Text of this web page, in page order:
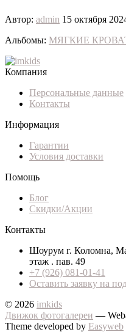
Автор: admin 15 октября
Альбомы: МЯГКИЕ
Компания
Персональные данные
Контакты
Информация
Гарантии
Условия доставки
Помощь
Блог
Скидки/Акции
Контакты
Шоурум г. Коломна,
этаж . пав. 49
+7 (926) 081-01-41
Оставить заявку на
© 2026 imkids
Движок фотогалереи —
Theme developed by Easyweb